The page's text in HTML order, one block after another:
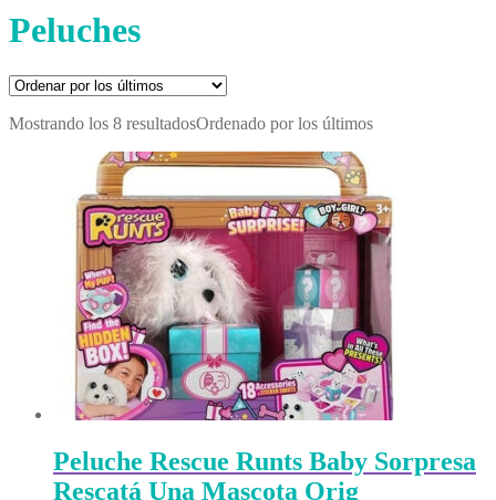
Peluches
Mostrando los 8 resultadosOrdenado por los últimos
Peluche Rescue Runts Baby Sorpresa
Rescatá Una Mascota Orig